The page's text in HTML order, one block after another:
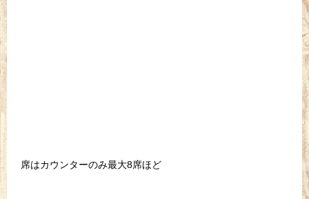
席はカウンターのみ最大8席ほど